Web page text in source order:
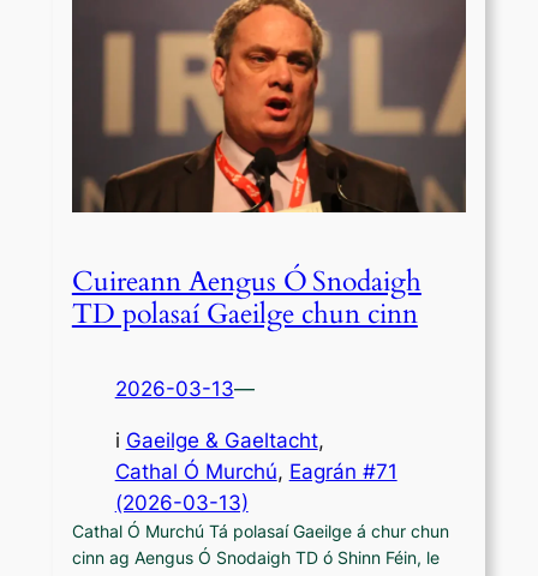
Cuireann Aengus Ó Snodaigh
TD polasaí Gaeilge chun cinn
2026-03-13—
i Gaeilge & Gaeltacht,
Cathal Ó Murchú, Eagrán #71
(2026-03-13)
Cathal Ó Murchú Tá polasaí Gaeilge á chur chun
cinn ag Aengus Ó Snodaigh TD ó Shinn Féin, le